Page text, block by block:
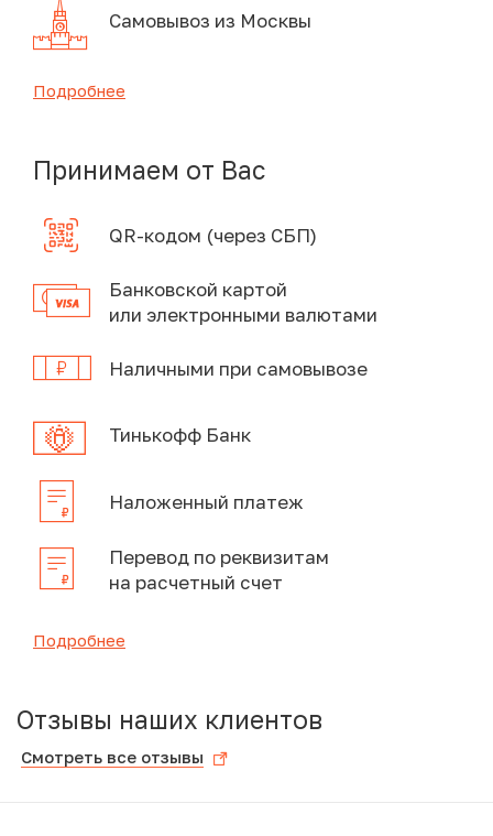
Самовывоз из Москвы
Подробнее
Принимаем от Вас
QR-кодом (через СБП)
Банковской картой
или электронными валютами
Наличными при самовывозе
Тинькофф Банк
Наложенный платеж
Перевод по реквизитам
на расчетный счет
Подробнее
Отзывы наших клиентов
Смотреть все отзывы